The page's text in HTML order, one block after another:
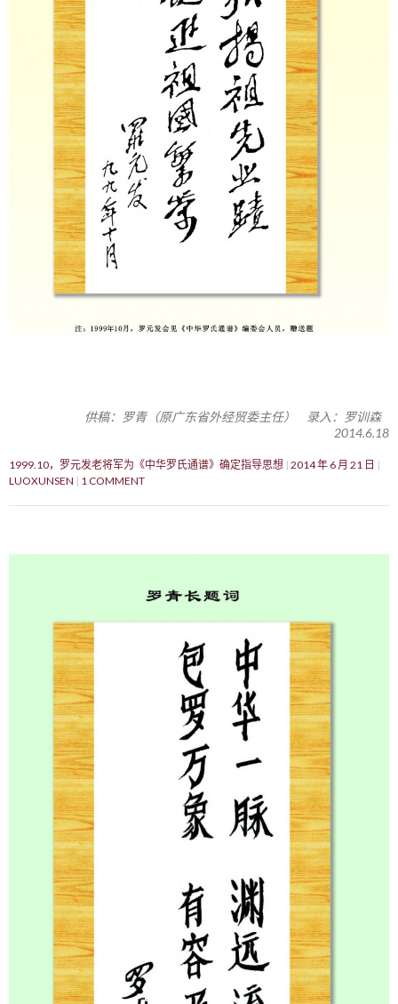
供稿：罗青（原广东省外经贸委主任） 录入：罗训森
2014.6.18
1999.10，罗元发老将军为《中华罗氏通谱》确定指导思想 2014 年 6 月 21 日
LUOXUNSEN
1 COMMENT